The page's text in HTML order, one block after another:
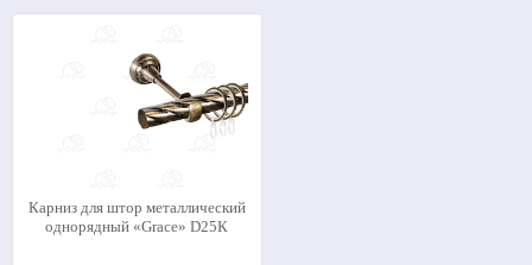
Карниз для штор металлический
однорядный «Grace» D25К